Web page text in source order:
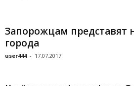
Запорожцам представят
города
user444 - 17.07.2017